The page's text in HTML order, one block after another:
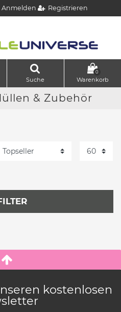
Anmelden Registrieren
Suche
0
Warenkorb
& Zubehör
kostenlosen